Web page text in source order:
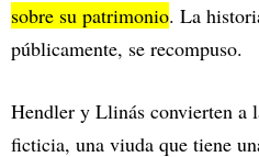
sobre su patrimonio. La
públicamente, se recompuso.
Hendler y Llinás convierten a
ficticia, una viuda que tiene